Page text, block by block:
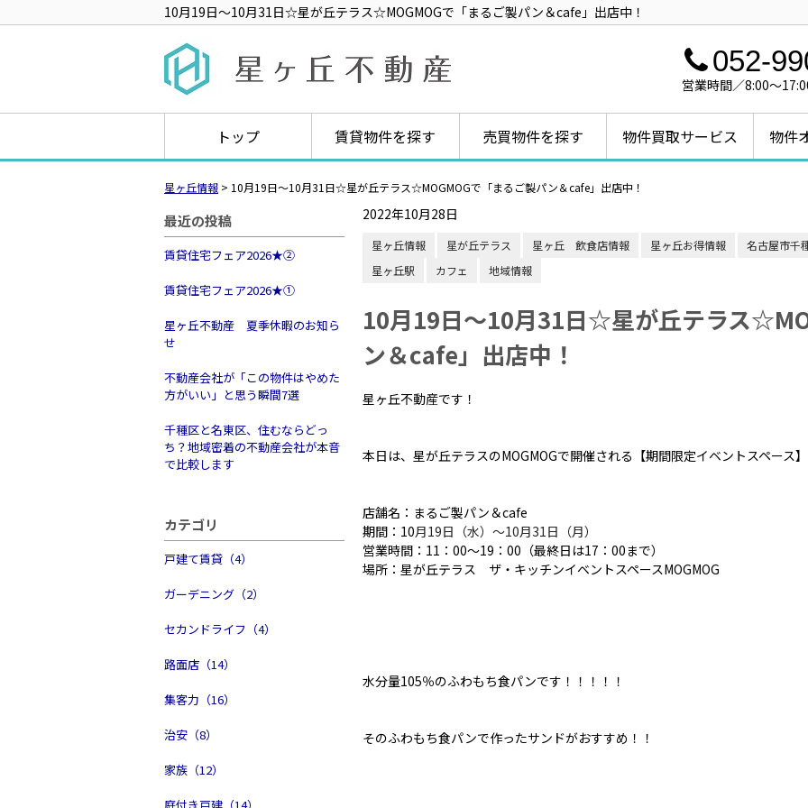
10月19日〜10月31日☆星が丘テラス☆MOGMOGで「まるご製パン＆cafe」出店中！
052-
営業時間／8:00～
トップ 賃貸物件を探す 売買物件を探す 物件買取サービス 物件
星ヶ丘情報 > 10月19日〜10月31日☆星が丘テラス☆MOGMOGで「まるご製パン＆cafe」出店中！
最近の投稿
賃貸住宅フェア2026★➁
賃貸住宅フェア2026★①
星ヶ丘不動産 夏季休暇のお知ら
せ
不動産会社が「この物件はやめた
方がいい」と思う瞬間7選
千種区と名東区、住むならどっ
ち？地域密着の不動産会社が本音
で比較します
カテゴリ
戸建て賃貸（4）
ガーデニング（2）
セカンドライフ（4）
路面店（14）
集客力（16）
治安（8）
家族（12）
2022年10月28日
星ヶ丘情報 星が丘テラス 星ヶ丘 飲食店情報 星ヶ丘お得情報 名古屋市千
星ヶ丘駅
カフェ 地域情報
10月19日〜10月31日☆星が丘テラス
ン＆cafe」出店中！
星ヶ丘不動産です！
本日は、星が丘テラスのMOGMOGで開催される【期間限定イベントスペース
店舗名：まるご製パン＆cafe
期間：10月19日（水）〜10月31日（月）
営業時間：11：00〜19：00（最終日は17：00まで）
場所：星が丘テラス ザ・キッチンイベントスペースMOGMOG
水分量105％のふわもち食パンです！！！！！
そのふわもち食パンで作ったサンドがおすすめ！！